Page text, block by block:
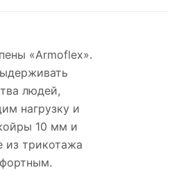
«Armoflex».
людей,
нагрузку и
10 мм и
из трикотажа